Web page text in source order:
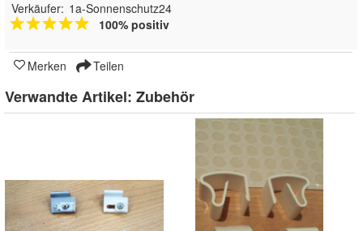
Verkäufer: 1a-Sonnenschutz24
100% positiv
Merken Teilen
Verwandte Artikel: Zubehör